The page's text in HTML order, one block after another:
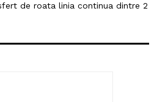
de roata linia continua dintre 2